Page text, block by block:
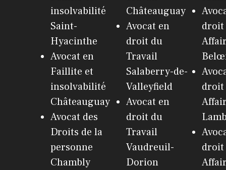
insolvabilité
Saint-
Hyacinthe
Avocat en
Faillite et
insolvabilité
Châteauguay
Avocat des
Droits de la
personne
Chambly
Châteauguay
Avocat en
droit du
Travail
Salaberry-de-
Valleyfield
Avocat en
droit du
Travail
Vaudreuil-
Dorion
droit
droit
droit